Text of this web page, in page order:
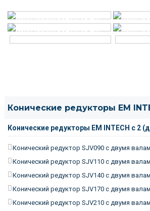
Конические редукторы EM
Конические редукторы EM INTECH с 2
Конический редуктор SJV090 с двумя
Конический редуктор SJV110 с двумя
Конический редуктор SJV140 с двумя
Конический редуктор SJV170 с двумя
Конический редуктор SJV210 с двумя